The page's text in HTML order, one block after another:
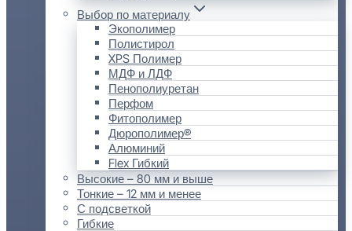
Выбор по материалу
Экополимер
Полистирол
XPS Полимер
МДФ и ЛДФ
Пенополиуретан
Перфом
Фитополимер
Дюрополимер®
Алюминий
Flex Гибкий
Высокие – 80 мм и выше
Тонкие – 12 мм и менее
С подсветкой
Гибкие